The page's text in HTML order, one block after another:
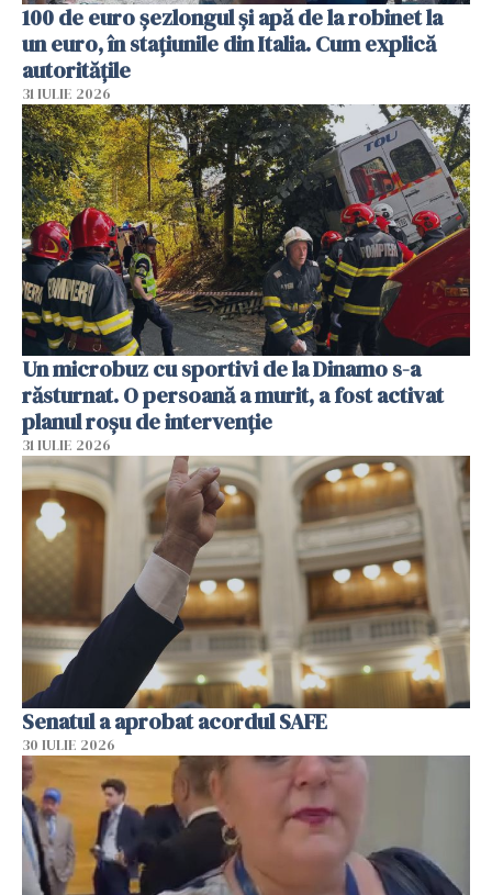
100 de euro șezlongul și apă de la robinet la
un euro, în stațiunile din Italia. Cum explică
autoritățile
31 IULIE 2026
Un microbuz cu sportivi de la Dinamo s-a
răsturnat. O persoană a murit, a fost activat
planul roșu de intervenție
31 IULIE 2026
Senatul a aprobat acordul SAFE
30 IULIE 2026